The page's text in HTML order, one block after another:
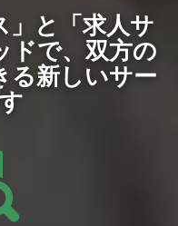
の新企画立案
進行管理および
の新企画立案
ンゲームの企
囲
レクター業務
般
」と「求人サ
ドで、双方の
る新しいサー